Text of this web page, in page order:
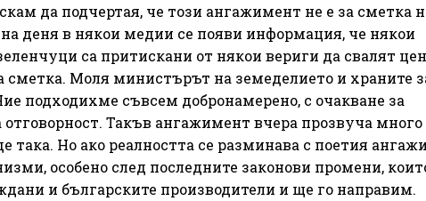
да подчертая, че този ангажимент не е за сметка
деня в някои медии се появи информация, че някои
са притискани от някои вериги да свалят
сметка. Моля министърът на земеделието и храните
подходихме съвсем добронамерено, с очакване за
отговорност. Такъв ангажимент вчера прозвуча много
така. Но ако реалността се разминава с поетия
особено след последните законови промени,
и българските производители и ще го направим.